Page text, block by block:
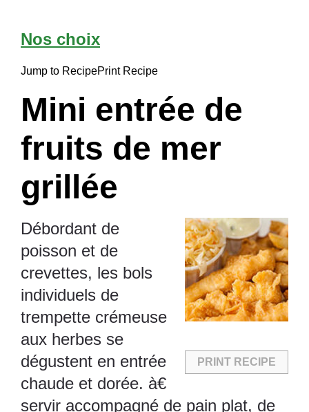
Nos choix
Jump to RecipePrint Recipe
Mini entrée de
fruits de mer
grillée
PRINT RECIPE
Débordant de
poisson et de
crevettes, les bols
individuels de
trempette crémeuse
aux herbes se
dégustent en entrée
chaude et dorée. à€
servir accompagné de pain plat, de